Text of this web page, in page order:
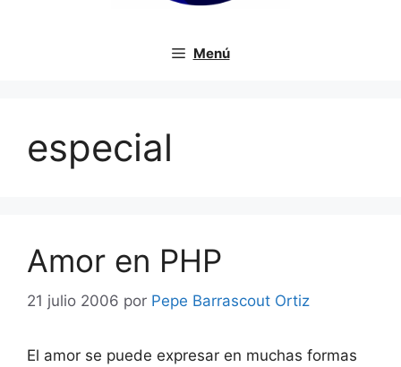
Menú
especial
Amor en PHP
21 julio 2006 por Pepe Barrascout Ortiz
El amor se puede expresar en muchas formas